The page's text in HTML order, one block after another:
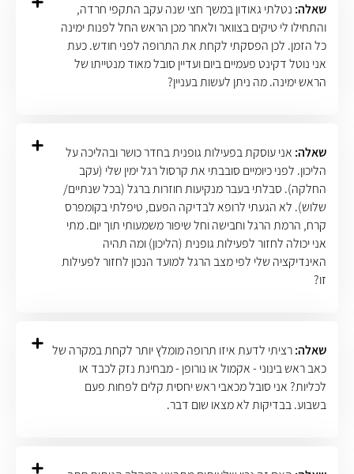
שאלה: נטלתי גאודון במשך חצי שנה עקב התקפי חרדה,
והתחילו לי טיקים בצוואר ולאחר מכן הראש החל לפנות ימינה
כל הזמן. לכן הפסקתי לקחת את התרופה לפני חודש. כעת
אני נוטל דקינט פעמיים ביום ועדיין סובל מאוד מנטייתו של
הראש ימינה. מה ניתן לעשות בעניין?
שאלה: אני עוסקת בפעילות גופנית בחדר כושר ובהליכה על
הליכון. לפני כיומיים סובבתי את קרסול רגל ימין שלי (עקב
החלקה). סבלתי בעבר מנקיעות חוזרות ברגל (בכל שנתיים/
שלוש). לא הגעתי לרופא לבדיקה הפעם, טיפלתי בקומפרס
קרח, הרמת הרגל וחבישה וחל שיפור משמעותי תוך יום. מתי
אני יכולה לחזור לפעילות גופנית (הליכון) ומה תהיה
האינדיקציה שלי לפי מצב הרגל למועד הנכון לחזור לפעילות
זו?
שאלה:רציתי לדעת איזו תרופה מומלץ יותר לקחת במקרה של
כאב ראש בינוני - אקמול או נורופן - מבחינת נזק לכבד או
לכליות? אני סובל מכאבי ראש יחסית קלים לפחות פעם
בשבוע. בבדיקות לא מצאו שום דבר.